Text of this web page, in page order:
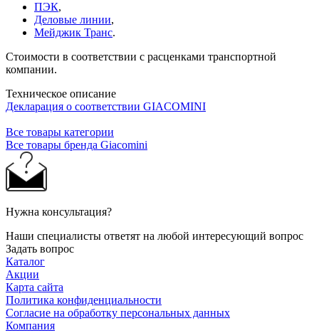
ПЭК,
Деловые линии,
Мейджик Транс.
Стоимости в соответствии с расценками транспортной
компании.
Техническое описание
Декларация о соответствии GIACOMINI
Все товары категории
Все товары бренда Giacomini
Нужна консультация?
Наши специалисты ответят на любой интересующий вопрос
Задать вопрос
Каталог
Акции
Карта сайта
Политика конфиденциальности
Согласие на обработку персональных данных
Компания